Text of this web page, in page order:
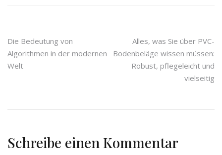
Beitragsnavigation
Die Bedeutung von
Algorithmen in der modernen
Welt
Alles, was Sie über PVC-
Bodenbeläge wissen müssen:
Robust, pflegeleicht und
vielseitig
Schreibe einen Kommentar